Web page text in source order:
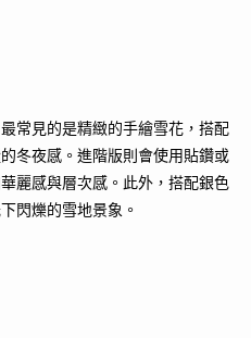
常見的是精緻的手繪雪花，搭配
冬夜感。進階版則會使用貼鑽或
麗感與層次感。此外，搭配銀色
閃爍的雪地景象。